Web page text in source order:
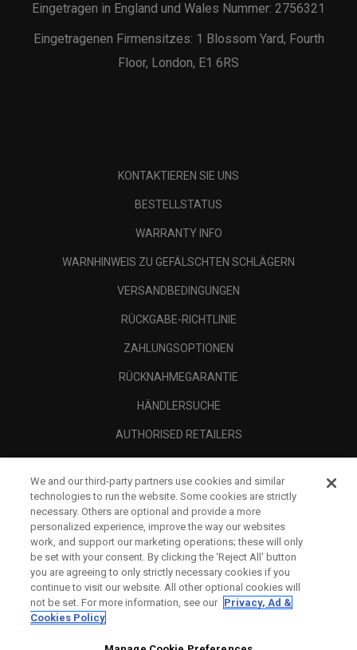
Eingetragen in England und Wales Nummer: 2756321
Eingetragenen Firmensitzes: 1 Blossom Yard, Fourth
Floor, London, E1 6RS
KONTAKTIEREN SIE UNS
BESTELLSTATUS
WARRANTY INFO
WARNHINWEIS ZU GEFÄLSCHTEN SCHLÄGERN
VERSANDBEDINGUNGEN
RÜCKGABE-RICHTLINIE
ZAHLUNGSOPTIONEN
RÜCKNAHMEGARANTIE
HÄNDLERSUCHE
AUTHORISED RETAILERS
UNTERNEHMENSPROFIL
RECHTLICHES-
We and our third-party partners use cookies and similar
technologies to run the website. Some cookies are strictly
necessary. Others are optional and provide a more
personalized experience, improve the way our websites
work, and support our marketing operations; these will only
be set with your consent. By clicking the ‘Reject All' button
you are agreeing to only strictly necessary cookies if you
continue to visit our website. All other optional cookies will
not be set. For more information, see our Privacy, Ad &
Cookies Policy